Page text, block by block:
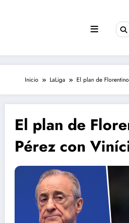
Inicio LaLiga El plan de
El plan de
Pérez con